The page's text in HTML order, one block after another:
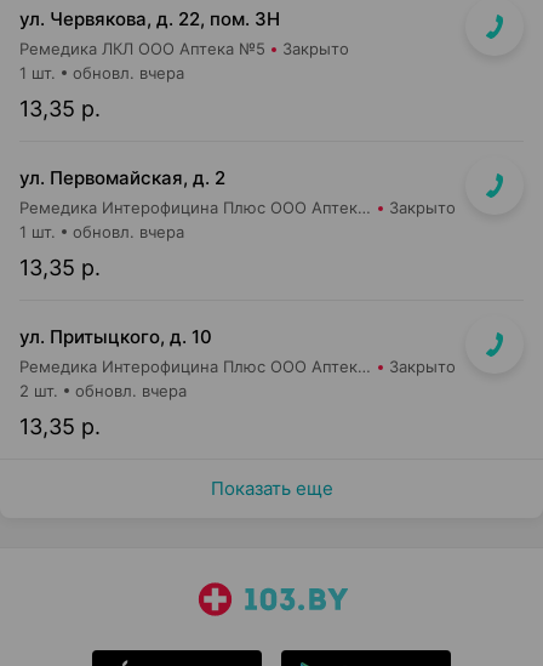
ул. Червякова, д. 22, пом. 3Н
Ремедика ЛКЛ ООО Аптека №5 Закрыто
13,35 р.
1 шт. обновл. вчера
ул. Первомайская, д. 2
Ремедика Интерофицина Плюс ООО Аптека №2 Закрыто
13,35 р.
1 шт. обновл. вчера
ул. Притыцкого, д. 10
Ремедика Интерофицина Плюс ООО Аптека №8 Закрыто
13,35 р.
2 шт. обновл. вчера
Показать еще